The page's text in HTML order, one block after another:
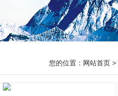
您的位置： 网站首页 >